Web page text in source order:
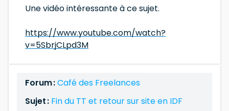
Une vidéo intéressante à ce sujet.
https://www.youtube.com/watch?
v=5SbrjCLpd3M
Forum :Café des Freelances
Sujet : Fin du TT et retour sur site en IDF